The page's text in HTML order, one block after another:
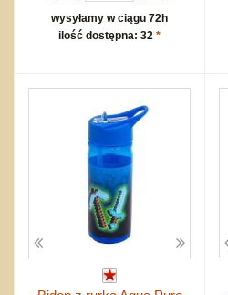
wysyłamy w ciągu 72h
ilość dostępna: 32 *